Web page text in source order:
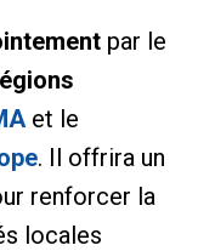
par le
et le
. Il offrira un
renforcer la
locales